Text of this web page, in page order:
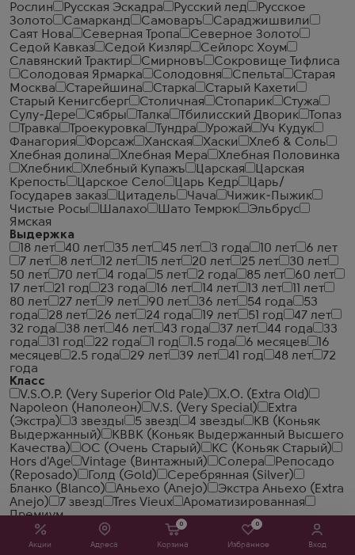
Акции Адреса
0
Корзина
0
Избранное Вход
Рослин
Русская Эскадра Русский лед
Русское
Золото
Самарканд Самоваръ
Сараджишвили
Саят Нова
Северная Тропа
Северное Золото
Седой Кавказ
Седой Кизляр
Сейлорс Хоум
Славянский Трактир
Смирновъ
Сокровище Тифлиса
Солодовая Ярмарка
Солодовня Спельта
Старая
Москва
Старейшина Старка
Старый Кахети
Старый Кенигсберг
Столичная Стопарик
Стужа
Сулу-Дере
Сябры Талка Тбилисский Дворик
Топаз
Травка
Троекуровка Тундра Урожай
Уч Кудук
Фанагория
Форсаж Ханская Хаски
Хлеб & Соль
Хлебная долина
Хлебная Мера
Хлебная Половинка
Хлебник
Хлебный Купажъ Царская
Царская
Крепость
Царское Село Царь Кедр
Царь/
Государев заказ
Цитадель Чача
Чижик-Пыжик
Чистые Росы
Шалахо Шато Темрюк
Эльбрус
Ямская
Выдержка
18 лет
40 лет 35 лет 45 лет 3 года 10 лет
6 лет
7 лет
8 лет 12 лет 15 лет 20 лет 25 лет
30 лет
50 лет
70 лет 4 года 5 лет 2 года 85 лет
60 лет
17 лет
21 год 23 года 16 лет 14 лет 13 лет
11 лет
80 лет
27 лет 9 лет 90 лет 36 лет 54 года
53
года
28 лет 26 лет 24 года 19 лет 51 год
47 лет
32 года
38 лет 46 лет 43 года 37 лет 44 года
33
года
31 год 22 года 1 год 1.5 года 6 месяцев
16
месяцев
2.5 года 29 лет 39 лет 41 год 48 лет
72
года
Класс
V.S.O.P. (Very Superior Old Pale)
X.O. (Extra Old)
Napoleon (Наполеон)
V.S. (Very Special)
Extra
(Экстра)
3 звезды 5 звезд 4 звезды
КВ (Коньяк
Выдержанный)
КВВК (Коньяк Выдержанный Высшего
Качества)
ОС (Очень Старый)
КС (Коньяк Старый)
Hors d'Age
Vintage (Винтажный) Солера
Репосадо
(Reposado)
Голд (Gold)
Серебрянная (Silver)
Бланко (Blanco)
Аньехо (Anejo)
Экстра Аньехо (Extra
Anejo)
7 звезд Tres Vieux
Ароматизированная
Премиум
Категория виски
Однозерновой (Single Grain)
Зерновой (Blended